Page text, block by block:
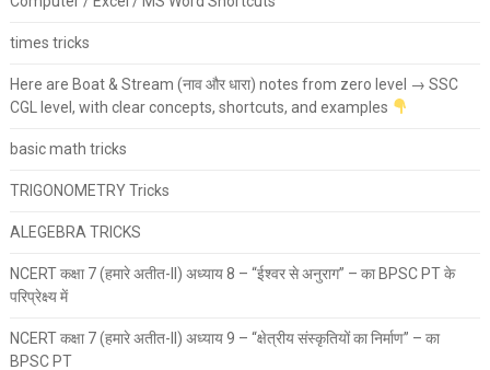
times tricks
Here are Boat & Stream (नाव और धारा) notes from zero level → SSC
CGL level, with clear concepts, shortcuts, and examples
basic math tricks
TRIGONOMETRY Tricks
ALEGEBRA TRICKS
NCERT कक्षा 7 (हमारे अतीत-II) अध्याय 8 – “ईश्वर से अनुराग” – का BPSC PT के
परिप्रेक्ष्य में
NCERT कक्षा 7 (हमारे अतीत-II) अध्याय 9 – “क्षेत्रीय संस्कृतियों का निर्माण” – का
BPSC PT